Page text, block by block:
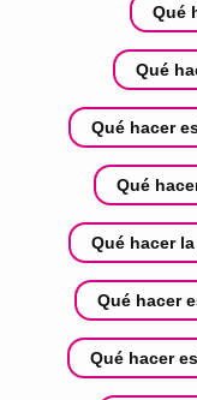
Qué
Qué
Qué hacer
Qué
Qué hacer
Qué hacer
Qué hacer